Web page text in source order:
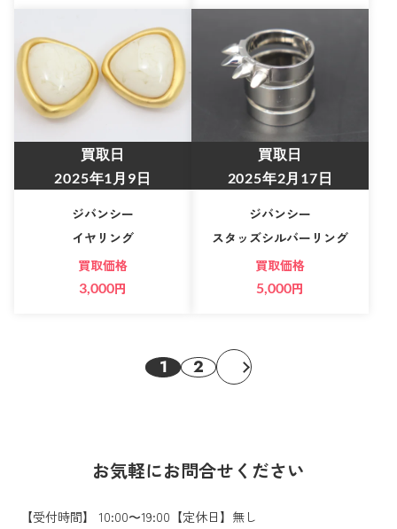
買取日
2025年1月9日
ジバンシー
イヤリング
買取価格
3,000円
買取日
2025年2月17日
ジバンシー
スタッズシルバーリング
買取価格
5,000円
1 2
お気軽にお問合せください
【受付時間】 10:00〜19:00【定休日】無し